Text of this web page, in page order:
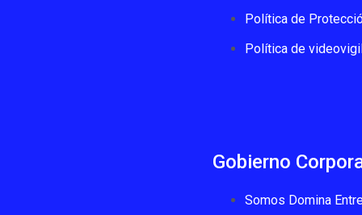
Política de
Política de
Gobierno
Somos Domina